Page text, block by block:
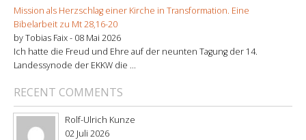
Mission als Herzschlag einer Kirche in Transformation. Eine
Bibelarbeit zu Mt 28,16-20
by Tobias Faix - 08 Mai 2026
Ich hatte die Freud und Ehre auf der neunten Tagung der 14.
Landessynode der EKKW die ...
RECENT COMMENTS
Rolf-Ulrich Kunze
02 Juli 2026